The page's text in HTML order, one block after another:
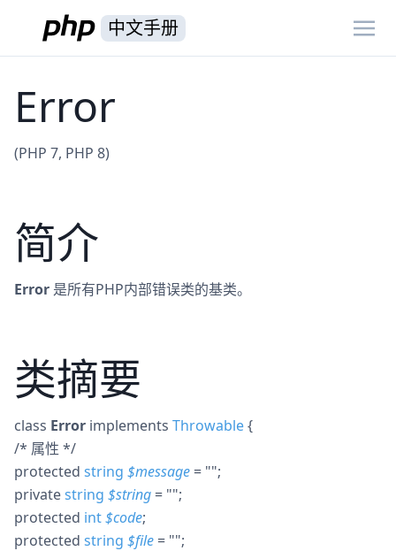
中文手册
Error
(PHP 7, PHP 8)
简介
Error 是所有PHP内部错误类的基类。
类摘要
class Error implements Throwable{
/* 属性 */
protected string $message = "";
privatestring $string = "";
protected int$code;
protected string $file = "";